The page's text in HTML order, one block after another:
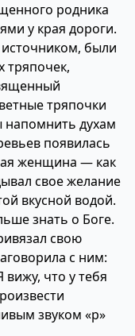
родника
у края дороги.
источником, были
тряпочек,
тряпочки
напомнить духам
появилась
женщина — как
свое желание
вкусной водой.
знать о Боге.
свою
с ним:
что у тебя
звуком «р»